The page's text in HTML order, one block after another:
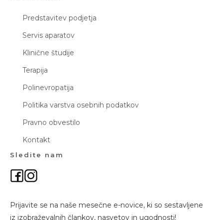
Predstavitev podjetja
Servis aparatov
Klinične študije
Terapija
Polinevropatija
Politika varstva osebnih podatkov
Pravno obvestilo
Kontakt
Sledite nam
Prijavite se na naše mesečne e-novice, ki so sestavljene
iz izobraževalnih člankov, nasvetov in ugodnosti!